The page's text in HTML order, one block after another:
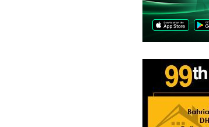
-3.41 کروڑ
-7.3 مرلہ